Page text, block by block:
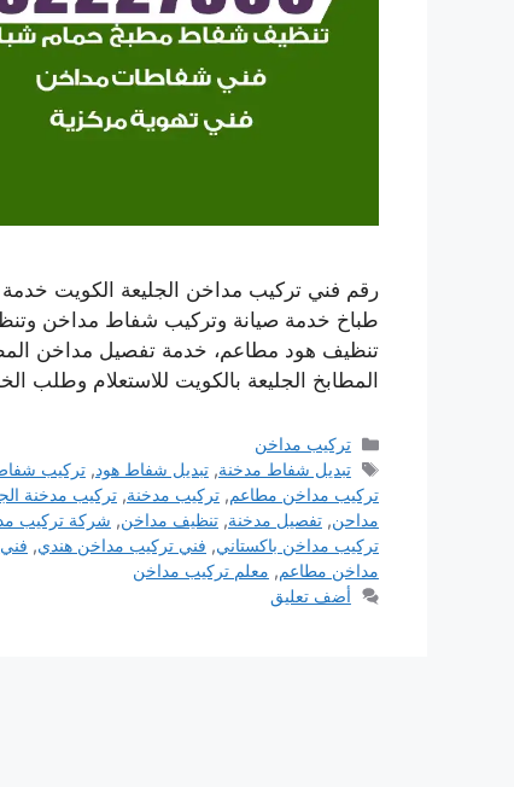
رقم فني تركيب مداخن الجليعة الكويت
طباخ خدمة صيانة وتركيب شفاط مداخن
تنظيف هود مطاعم، خدمة تفصيل مداخن
المطابخ الجليعة بالكويت للاستعلام وطلب
التصنيفات
تركيب مداخن
الوسوم
تبديل شفاط مدخنة,تبديل شفاط هود,تركيب
تركيب مداخن مطاعم, تركيب مدخنة, تركيب مدخنة
مداحن, تفصيل مدخنة, تنظيف مداخن, شركة تركيب
تركيب مداخن باكستاني, فني تركيب مداخن هندي,
مداخن مطاعم, معلم تركيب مداخن
أضف تعليق